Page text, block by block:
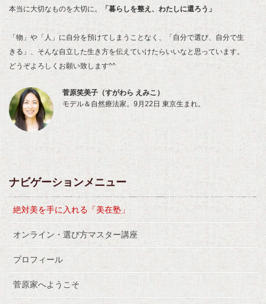
本当に大切なものを大切に。
「暮らしを整え、わたしに還ろう」
「物」や「人」に自分を預けてしまうことなく、「自分で選び、自分で生
きる」、そんな自立した生き方を伝えていけたらいいなと思っています。
どうぞよろしくお願い致します^^
菅原笑美子（すがわら えみこ）
モデル＆自然療法家。9月22日 東京生まれ。
ナビゲーションメニュー
絶対美を手に入れる「美在塾」
オンライン・選び方マスター講座
プロフィール
菅原家へようこそ